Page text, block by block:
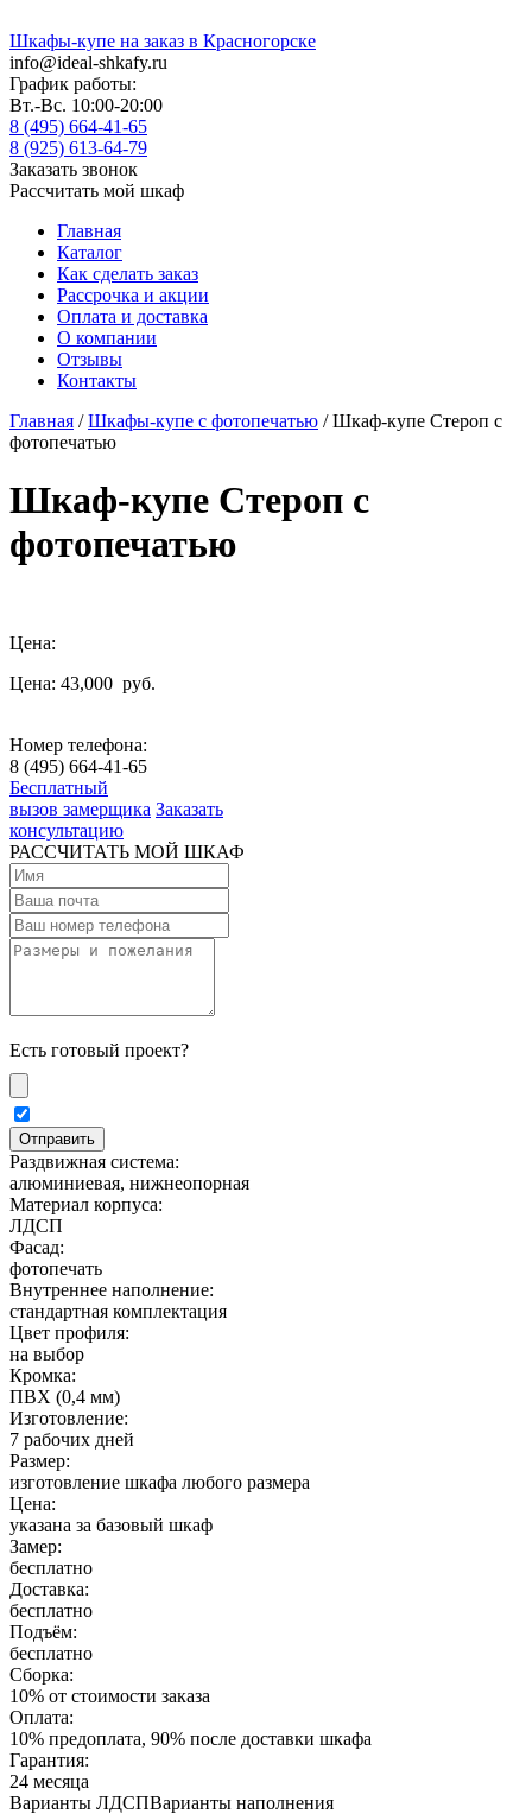
Шкафы-купе на заказ в Красногорске
info@ideal-shkafy.ru
График работы:
Вт.-Вс. 10:00-20:00
8 (495) 664-41-65
8 (925) 613-64-79
Заказать звонок
Рассчитать мой шкаф
Главная
Каталог
Как сделать заказ
Рассрочка и акции
Оплата и доставка
О компании
Отзывы
Контакты
Главная /Шкафы-купе с фотопечатью / Шкаф-купе Стероп с
фотопечатью
Шкаф-купе Стероп с
фотопечатью
Цена:
Цена: 43,000 руб.
Номер телефона:
8 (495) 664-41-65
Бесплатный
вызов замерщика Заказать
консультацию
РАССЧИТАТЬ МОЙ ШКАФ
Есть готовый проект?
Раздвижная система:
алюминиевая, нижнеопорная
Материал корпуса:
ЛДСП
Фасад:
фотопечать
Внутреннее наполнение:
стандартная комплектация
Цвет профиля:
на выбор
Кромка:
ПВХ (0,4 мм)
Изготовление:
7 рабочих дней
Размер:
изготовление шкафа любого размера
Цена:
указана за базовый шкаф
Замер:
бесплатно
Доставка:
бесплатно
Подъём:
бесплатно
Сборка:
10% от стоимости заказа
Оплата:
10% предоплата, 90% после доставки шкафа
Гарантия:
24 месяца
Варианты ЛДСПВарианты наполнения